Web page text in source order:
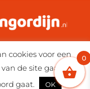
cookies voor een
de site gaan wij
gaat.
OK
0